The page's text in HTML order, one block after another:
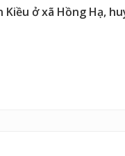
ở xã Hồng Hạ,